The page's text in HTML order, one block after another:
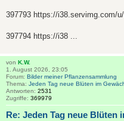
397793 https://i38.servimg.com/
397794 https://i38 ...
von K.W.
1. August 2026, 23:05
Forum: Bilder meiner Pflanzensammlung
Thema: Jeden Tag neue Blüten im
Antworten: 2531
Zugriffe: 369979
Re: Jeden Tag neue Blüten